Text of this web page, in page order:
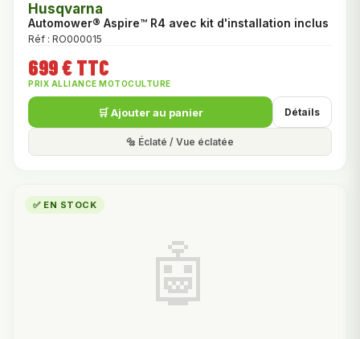
Husqvarna
Automower® Aspire™ R4 avec kit d'installation inclus
Réf : RO000015
699 € TTC
PRIX ALLIANCE MOTOCULTURE
🛒 Ajouter au panier Détails
🔩 Éclaté / Vue éclatée
✅ EN STOCK
🤖